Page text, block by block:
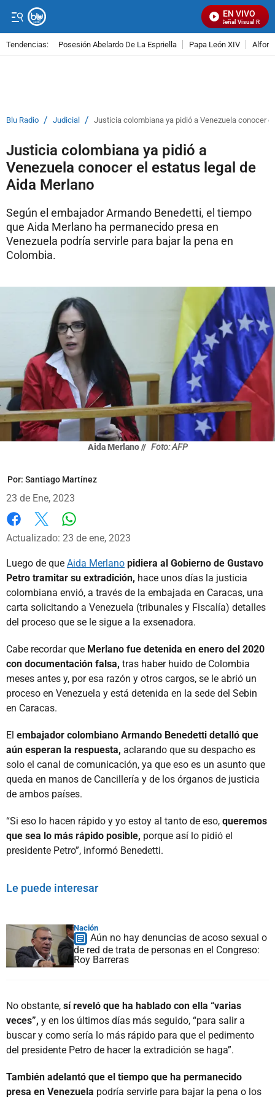
EN VIVO
Señal Visual Radio
Tendencias: Posesión Abelardo De La Espriella Papa León XIV
Blu Radio / Judicial / Justicia colombiana ya pidió a Venezuela conocer
Justicia colombiana ya pidió a
Venezuela conocer el estatus legal de
Aida Merlano
Según el embajador Armando Benedetti, el tiempo
que Aida Merlano ha permanecido presa en
Venezuela podría servirle para bajar la pena en
Colombia.
Aida Merlano // Foto: AFP
Por: Santiago Martínez
23 de Ene, 2023
Facebook
X
Actualizado: 23 de ene, 2023
Luego de que Aida Merlano pidiera al Gobierno de Gustavo
Petro tramitar su extradición, hace unos días la justicia
colombiana envió, a través de la embajada en Caracas, una
carta solicitando a Venezuela (tribunales y Fiscalía) detalles
del proceso que se le sigue a la exsenadora.
Cabe recordar que Merlano fue detenida en enero del 2020
con documentación falsa, tras haber huido de Colombia
meses antes y, por esa razón y otros cargos, se le abrió un
proceso en Venezuela y está detenida en la sede del Sebin
en Caracas.
El embajador colombiano Armando Benedetti detalló que
aún esperan la respuesta, aclarando que su despacho es
solo el canal de comunicación, ya que eso es un asunto que
queda en manos de Cancillería y de los órganos de justicia
de ambos países.
“Si eso lo hacen rápido y yo estoy al tanto de eso, queremos
que sea lo más rápido posible, porque así lo pidió el
presidente Petro”, informó Benedetti.
Le puede interesar
Nación
Aún no hay denuncias de acoso sexual o
de red de trata de personas en el Congreso:
Roy Barreras
No obstante, sí reveló que ha hablado con ella “varias
veces”, y en los últimos días más seguido, “para salir a
buscar y como sería lo más rápido para que el pedimento
del presidente Petro de hacer la extradición se haga”.
También adelantó que el tiempo que ha permanecido
presa en Venezuela podría servirle para bajar la pena o los